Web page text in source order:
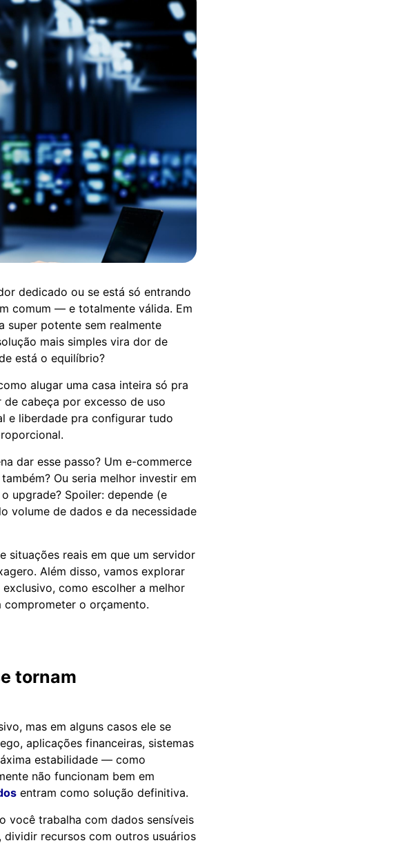
dedicado ou se está só entrando
comum — e totalmente válida. Em
super potente sem realmente
mais simples vira dor de
está o equilíbrio?
alugar uma casa inteira só pra
cabeça por excesso de uso
e liberdade pra configurar tudo
dar esse passo? Um e-commerce
Ou seria melhor investir em
upgrade? Spoiler: depende (e
volume de dados e da necessidade
situações reais em que um servidor
Além disso, vamos explorar
como escolher a melhor
o orçamento.
tornam
mas em alguns casos ele se
aplicações financeiras, sistemas
estabilidade — como
não funcionam bem em
entram como solução definitiva.
você trabalha com dados sensíveis
recursos com outros usuários